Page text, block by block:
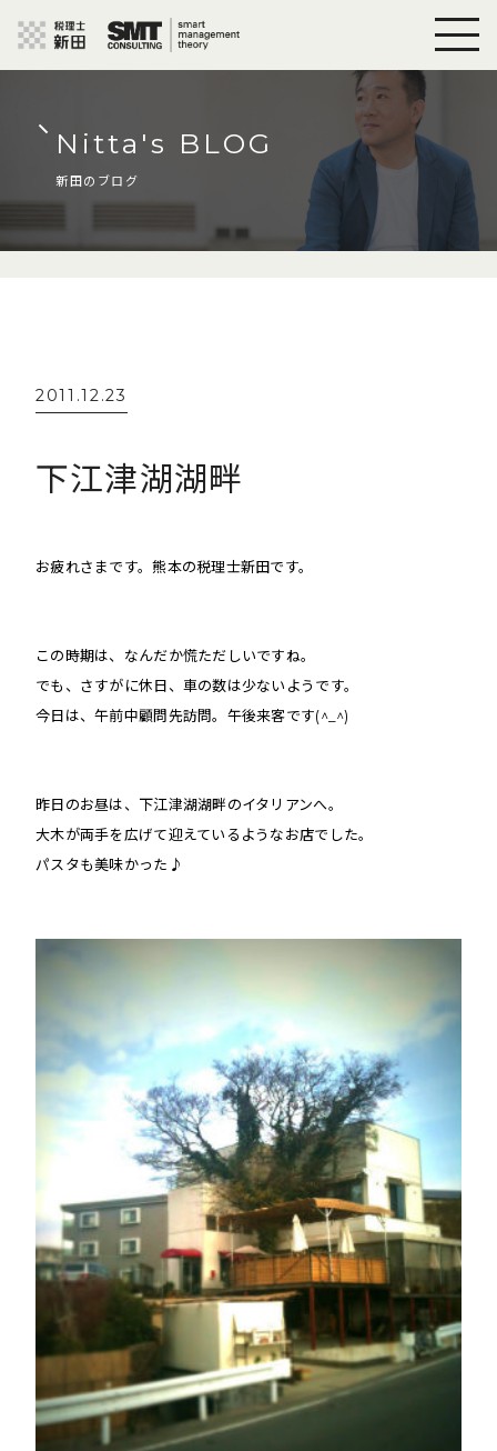
Nitta's BLOG
新田のブログ
2011.12.23
下江津湖湖畔
お疲れさまです。熊本の税理士新田です。
この時期は、なんだか慌ただしいですね。
でも、さすがに休日、車の数は少ないようです。
今日は、午前中顧問先訪問。午後来客です(^_^)
昨日のお昼は、下江津湖湖畔のイタリアンへ。
大木が両手を広げて迎えているようなお店でした。
パスタも美味かった♪